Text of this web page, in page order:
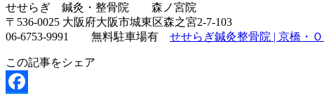
せせらぎ 鍼灸・整骨院 森ノ宮院
〒536-0025 大阪府大阪市城東区森之宮2-7-103
06-6753-9991 無料駐車場有 せせらぎ鍼灸整骨院 | 京橋・
この記事をシェア